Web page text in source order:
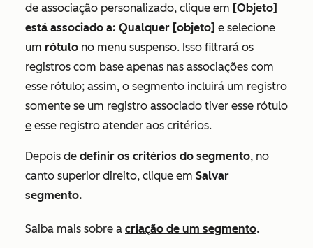
de associação personalizado, clique em [Objeto]
está associado a: Qualquer [objeto] e selecione
um rótulo no menu suspenso. Isso filtrará os
registros com base apenas nas associações com
esse rótulo; assim, o segmento incluirá um registro
somente se um registro associado tiver esse rótulo
e esse registro atender aos critérios.
Depois de definir os critérios do segmento, no
canto superior direito, clique em Salvar
segmento.
Saiba mais sobre a criação de um segmento.